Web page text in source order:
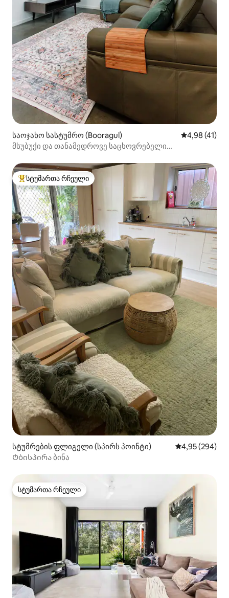
საოჯახო სასტუმრო (Booragul) საშუალო
4,98 (41)
მსუბუქი და თანამედროვე საცხოვრებელი
სტუმართა რჩეული მოწინავე ვარიანტი
სტუმართა რჩეული
სტუმრების ფლიგელი (სპირს პოინტი) საშუალო
4,95 (294)
Ტბისპირა ბინა
სტუმართა რჩეული
სტუმართა რჩეული